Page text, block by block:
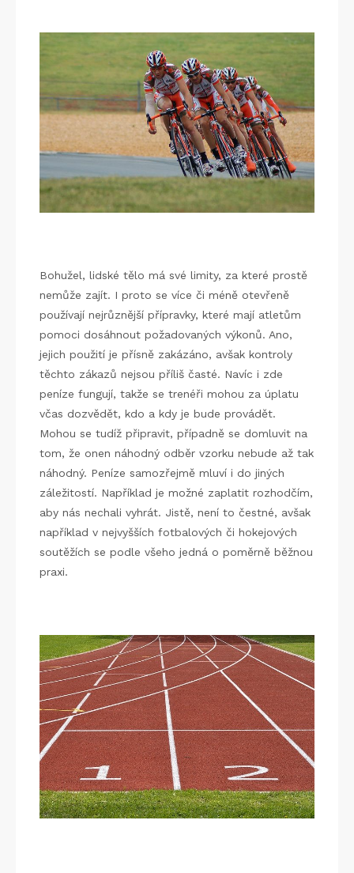
Bohužel, lidské tělo má své limity, za které prostě
nemůže zajít. I proto se více či méně otevřeně
používají nejrůznější přípravky, které mají atletům
pomoci dosáhnout požadovaných výkonů. Ano,
jejich použití je přísně zakázáno, avšak kontroly
těchto zákazů nejsou příliš časté. Navíc i zde
peníze fungují, takže se trenéři mohou za úplatu
včas dozvědět, kdo a kdy je bude provádět.
Mohou se tudíž připravit, případně se domluvit na
tom, že onen náhodný odběr vzorku nebude až tak
náhodný. Peníze samozřejmě mluví i do jiných
záležitostí. Například je možné zaplatit rozhodčím,
aby nás nechali vyhrát. Jistě, není to čestné, avšak
například v nejvyšších fotbalových či hokejových
soutěžích se podle všeho jedná o poměrně běžnou
praxi.